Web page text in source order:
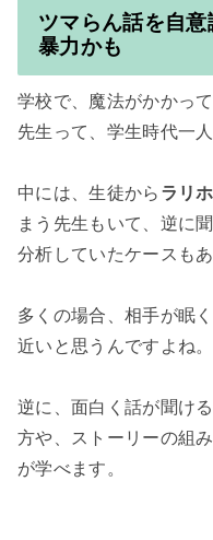
ツマらん話を自
暴力かも
学校で、魔法がかかっ
先生って、学生時代一
中には、生徒から ラリ
まう先生もいて、逆に
分析していたケースもあ
多くの場合、相手が眠
近いと思うんですよね。
逆に、面白く話が聞け
方や、ストーリーの組
が学べます。